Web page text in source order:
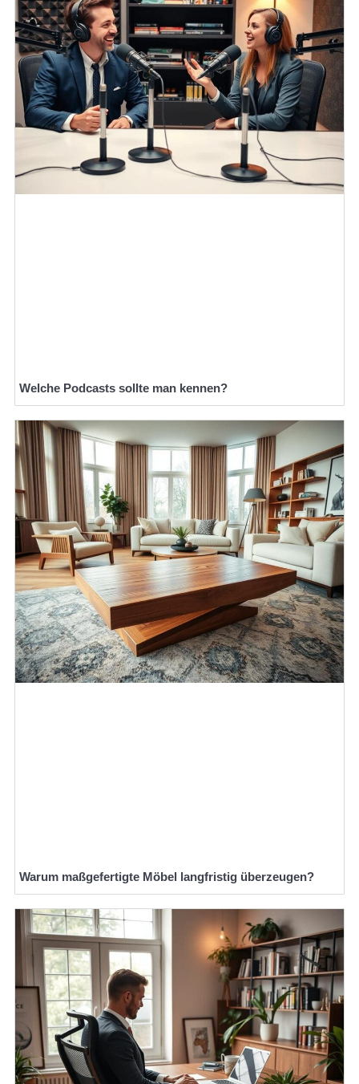
Welche Podcasts sollte man kennen?
Warum maßgefertigte Möbel langfristig überzeugen?